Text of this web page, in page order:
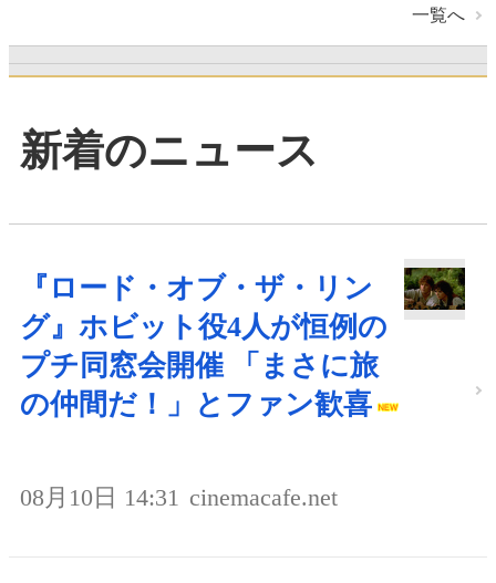
一覧へ
新着のニュース
『ロード・オブ・ザ・リン
グ』ホビット役4人が恒例の
プチ同窓会開催 「まさに旅
の仲間だ！」とファン歓喜
08月10日 14:31 cinemacafe.net